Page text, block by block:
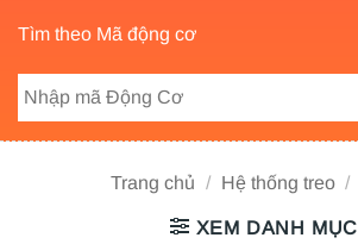
Tìm theo Mã động cơ
Trang chủ / Hệ thống treo /
XEM DANH MỤC